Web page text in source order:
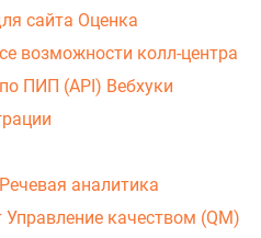
сайта Оценка
возможности колл-центра
ПИП (API) Вебхуки
Речевая аналитика
Управление качеством (QM)